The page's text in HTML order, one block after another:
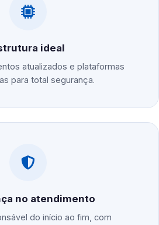
ideal
atualizados e plataformas
para total segurança.
no atendimento
do início ao fim, com